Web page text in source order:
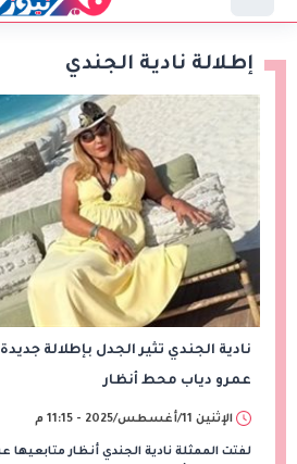
إطلالة نادية الجندي
نادية الجندي تثير الجدل بإطلالة
عمرو دياب محط أنظار
الإثنين 11/أغسطس/2025 - 11:15 م
لفتت الممثلة نادية الجندي أنظار